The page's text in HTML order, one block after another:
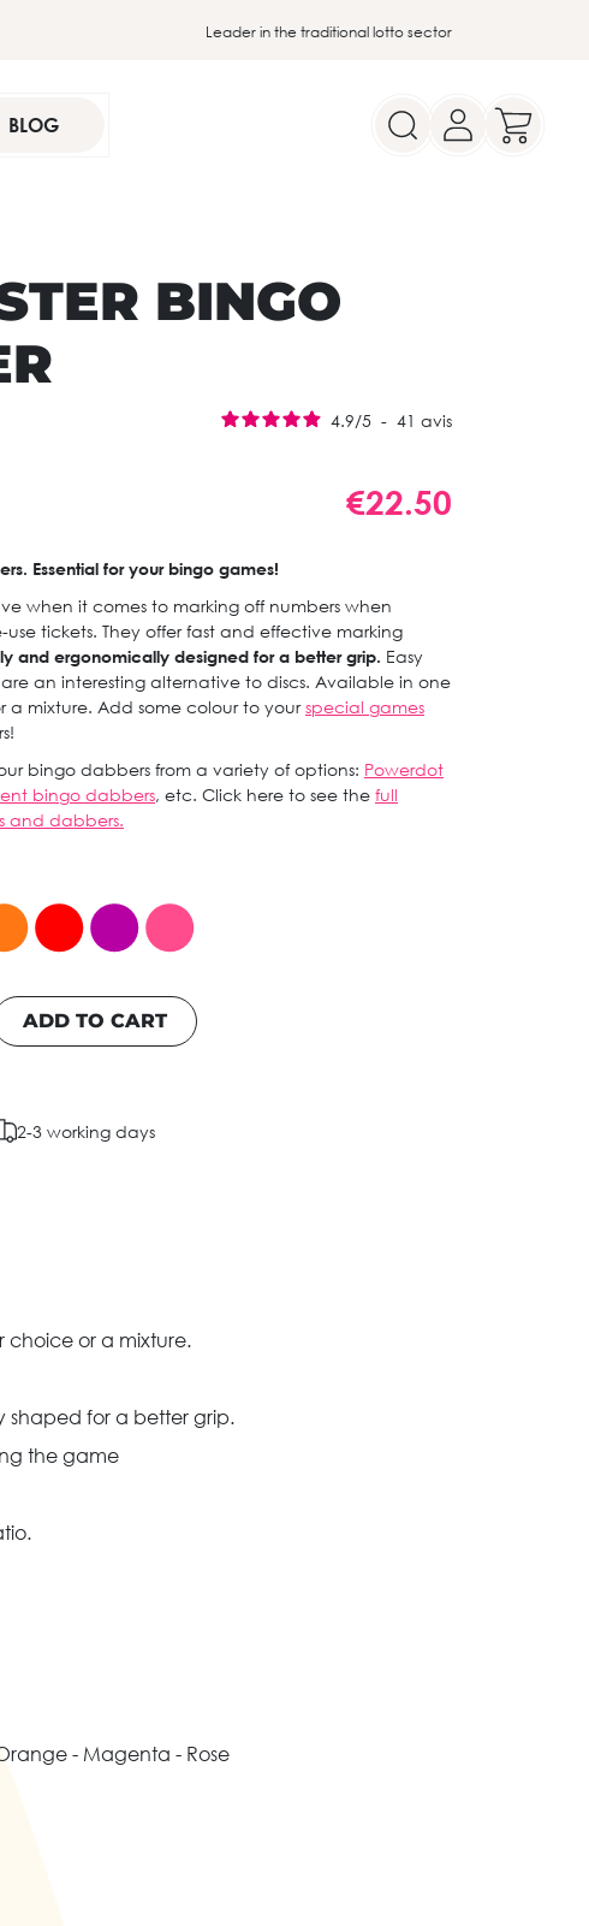
Leader in the traditional lotto sector
BLOG
BINGO
4.9/5 - 41 avis
€22.50
Essential for your bingo games!
when it comes to marking off numbers when
tickets. They offer fast and effective marking
and ergonomically designed for a better grip. Easy
an interesting alternative to discs. Available in one
a mixture. Add some colour to yourspecial games
bingo dabbers from a variety of options: Powerdot
bingo dabbers, etc. Click here to see the full
and dabbers.
ADD TO CART
2-3 working days
choice or a mixture.
shaped for a better grip.
the game
- Magenta - Rose